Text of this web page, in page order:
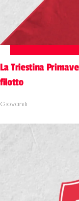
La Triestina
filotto
Giovanili